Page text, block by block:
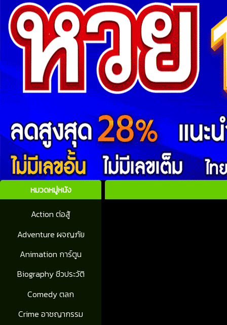
หมวดหมู่หนัง
Action ต่อสู้
Adventure ผจญภัย
Animation การ์ตูน
Biography ชีวประวัติ
Comedy ตลก
Crime อาชญากรรม